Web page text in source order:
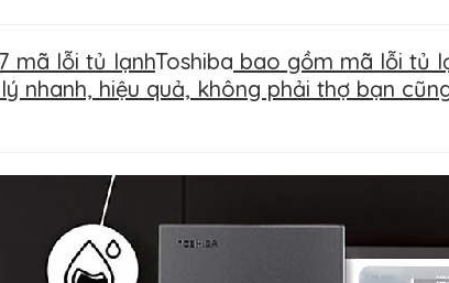
mã lỗi tủ lạnhToshiba bao gồm mã lỗi tủ
nhanh, hiệu quả, không phải thợ bạn